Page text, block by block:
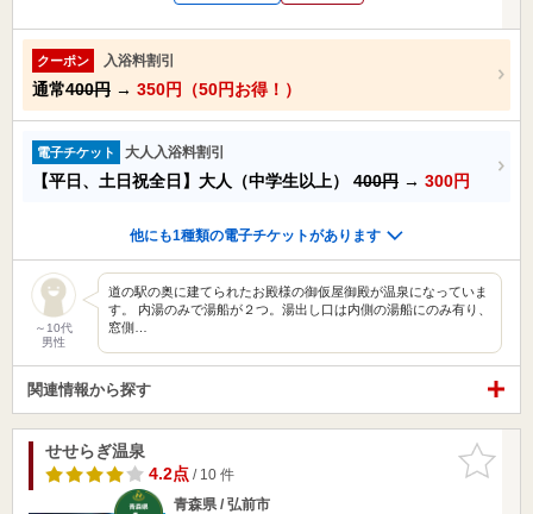
クーポン 入浴料割引
通常400円 → 350円（50円お得！）
電子チケット 大人入浴料割引
【平日、土日祝全日】大人（中学生以上） 400円 → 300円
他にも1種類の電子チケットがあります
～10代
男性
道の駅の奥に建てられたお殿様の御仮屋御殿が温泉になっていま
す。 内湯のみで湯船が２つ。湯出し口は内側の湯船にのみ有り、
窓側…
関連情報から探す
お気に入
りに追加
せせらぎ温泉
4.2点/ 10 件
青森県 / 弘前市